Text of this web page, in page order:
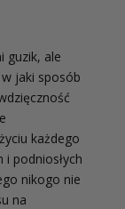
guzik, ale
jaki sposób
każdego
podniosłych
nikogo nie
na